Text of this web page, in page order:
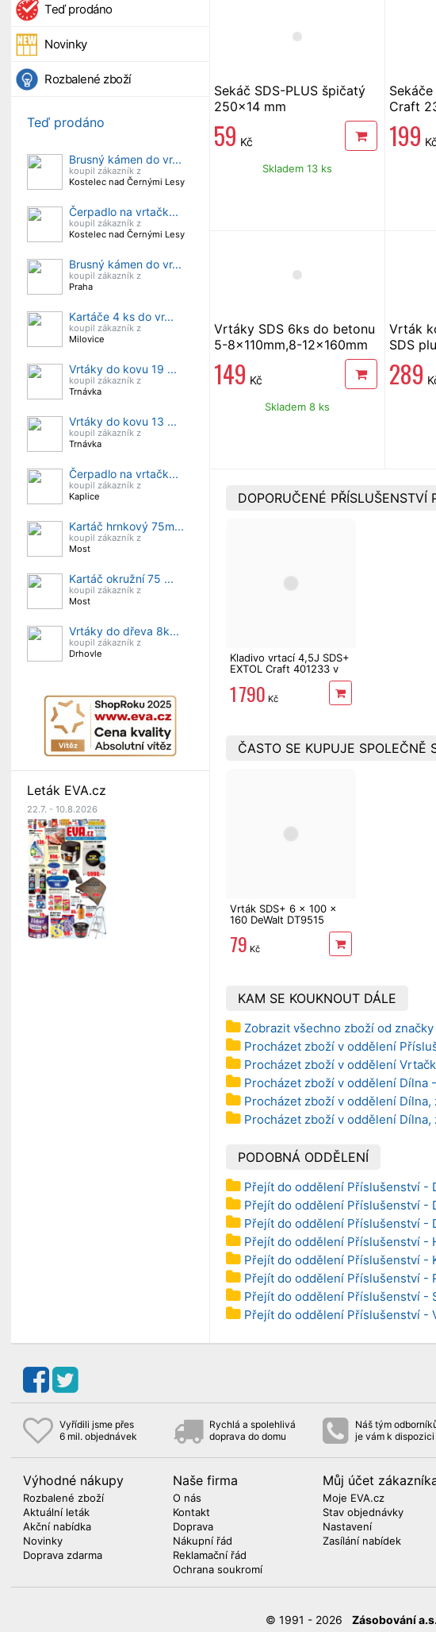
Teď prodáno
Novinky
Rozbalené zboží
Teď prodáno
Brusný kámen do vr...
koupil zákazník z
Kostelec nad Černými Lesy
Čerpadlo na vrtačk...
koupil zákazník z
Kostelec nad Černými Lesy
Brusný kámen do vr...
koupil zákazník z
Praha
Kartáče 4 ks do vr...
koupil zákazník z
Milovice
Vrtáky do kovu 19 ...
koupil zákazník z
Trnávka
Vrtáky do kovu 13 ...
koupil zákazník z
Trnávka
Čerpadlo na vrtačk...
koupil zákazník z
Kaplice
Kartáč hrnkový 75m...
koupil zákazník z
Most
Kartáč okružní 75 ...
koupil zákazník z
Most
Vrtáky do dřeva 8k...
koupil zákazník z
Drhovle
Leták EVA.cz
22.7. - 10.8.2026
Sekáč SDS-PLUS špičatý
250x14 mm
59 Kč
Skladem 13 ks
Craft
199 Kč
Vrtáky SDS 6ks do betonu
5-8x110mm,8-12x160mm
149 Kč
Skladem 8 ks
Vrták
SDS
289
DOPORUČENÉ PŘÍSLUŠENSTVÍ
Kladivo vrtací 4,5J SDS+
EXTOL Craft 401233 v
1 790 Kč
ČASTO SE KUPUJE SPOLEČNĚ
Vrták SDS+ 6 x 100 x
160 DeWalt DT9515
79 Kč
KAM SE KOUKNOUT DÁLE
Zobrazit všechno zboží od značky
Procházet zboží v oddělení
Procházet zboží v oddělení
Procházet zboží v oddělení Dílna
Procházet zboží v oddělení Dílna,
Procházet zboží v oddělení Dílna,
PODOBNÁ ODDĚLENÍ
Přejít do oddělení Příslušenství -
Přejít do oddělení Příslušenství -
Přejít do oddělení Příslušenství -
Přejít do oddělení Příslušenství -
Přejít do oddělení Příslušenství -
Přejít do oddělení Příslušenství -
Přejít do oddělení Příslušenství -
Přejít do oddělení Příslušenství -
Vyřídili jsme přes
6 mil. objednávek
Rychlá a spolehlivá
doprava do domu
Náš tým
je vám k dispozici
Výhodné nákupy
Rozbalené zboží
Aktuální leták
Akční nabídka
Novinky
Doprava zdarma
Naše firma
O nás
Kontakt
Doprava
Nákupní řád
Reklamační řád
Ochrana soukromí
Můj účet
Moje EVA.cz
Stav objednávky
Nastavení
Zasílání nabídek
© 1991 - 2026 Zásobování a.s.